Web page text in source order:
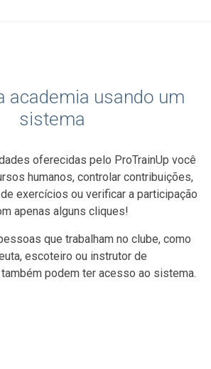
academia usando um
sistema
oferecidas pelo ProTrainUp você
humanos, controlar contribuições,
exercícios ou verificar a participação
apenas alguns cliques!
que trabalham no clube, como
escoteiro ou instrutor de
podem ter acesso ao sistema.